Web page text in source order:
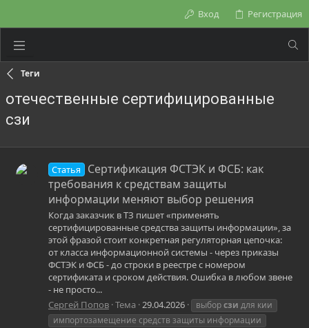
Вход Регистрация
Теги
отечественные сертифицированные
сзи
Статья
Сертификация ФСТЭК и ФСБ: как
требования к средствам защиты
информации меняют выбор решения
Когда заказчик в ТЗ пишет «применять
сертифицированные средства защиты информации», за
этой фразой стоит конкретная регуляторная цепочка:
от класса информационной системы - через приказы
ФСТЭК и ФСБ - до строки в реестре с номером
сертификата и сроком действия. Ошибка в любом звене
- не просто...
Сергей Попов Тема 29.04.2026 выборсзи для кии
импортозамещение средств защиты информации